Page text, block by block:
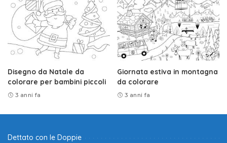
Disegno da Natale da
colorare per bambini piccoli
3 anni fa
Giornata estiva in montagna
da colorare
3 anni fa
Dettato con le Doppie